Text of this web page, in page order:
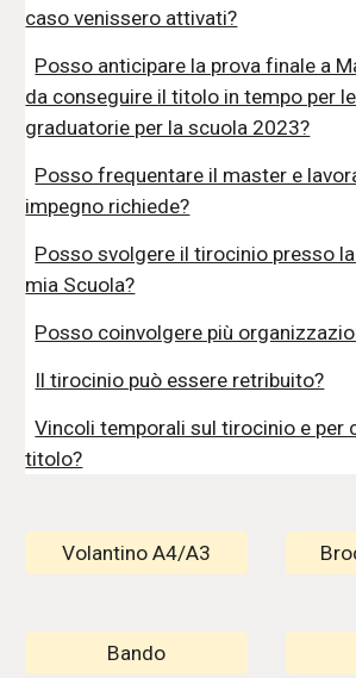
caso venissero attivati?
Posso anticipare la prova finale a
da conseguire il titolo in tempo per
graduatorie per la scuola 2023?
Posso frequentare il master e
impegno richiede?
Posso svolgere il tirocinio presso
mia Scuola?
Posso coinvolgere più
Il tirocinio può essere retribuito?
Vincoli temporali sul tirocinio e per
titolo?
Volantino A4/A3
Bando